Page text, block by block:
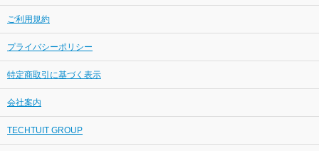
ご利用規約
プライバシーポリシー
特定商取引に基づく表示
会社案内
TECHTUIT GROUP